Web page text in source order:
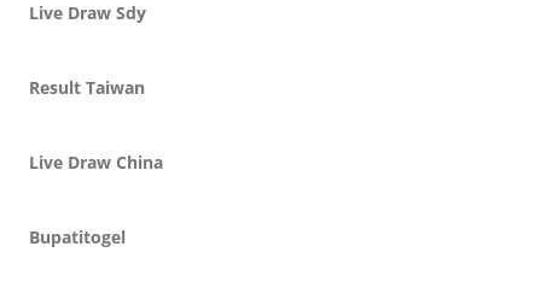
Live Draw Sdy
Result Taiwan
Live Draw China
Bupatitogel